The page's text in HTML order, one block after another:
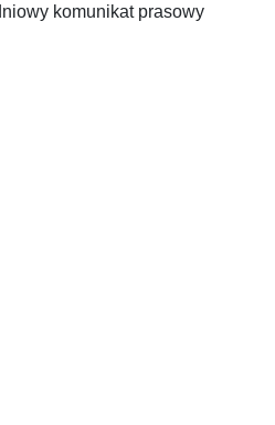
komunikat prasowy